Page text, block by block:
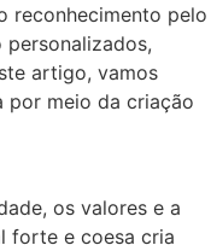
reconhecimento pelo
artigo, vamos
por meio da criação
os valores e a
forte e coesa cria